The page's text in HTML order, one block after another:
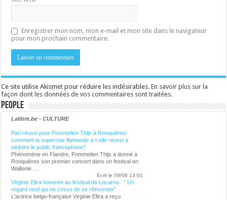
Enregistrer mon nom, mon e-mail et mon site dans le navigateur
pour mon prochain commentaire.
Ce site utilise Akismet pour réduire les indésirables.En savoir plus sur la
façon dont les données de vos commentaires sont traitées.
People
Pari réussi pour Pommelien Thijs à Ronquières:
comment la superstar flamande a-t-elle réussi à
séduire le public francophone?
Phénomène en Flandre, Pommelien Thijs a donné à
Ronquières son premier concert dans un festival en
Wallonie. ...
Virginie Efira honorée au festival de Locarno : " Un
regard neuf qui ne cesse de se réinventer"
L'actrice belgo-française Virginie Efira a reçu